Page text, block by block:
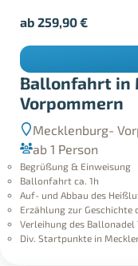
Ballonfahrt in
Vorpommern
Mecklenburg-
ab 1 Person
Begrüßung & Einweisung
Ballonfahrt ca. 1h
Auf- und Abbau des
Erzählung zur
Verleihung des
Div. Startpunkte in
ab259,90€